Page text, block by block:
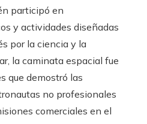
participó en
y actividades diseñadas
por la ciencia y la
la caminata espacial fue
que demostró las
no profesionales
comerciales en el